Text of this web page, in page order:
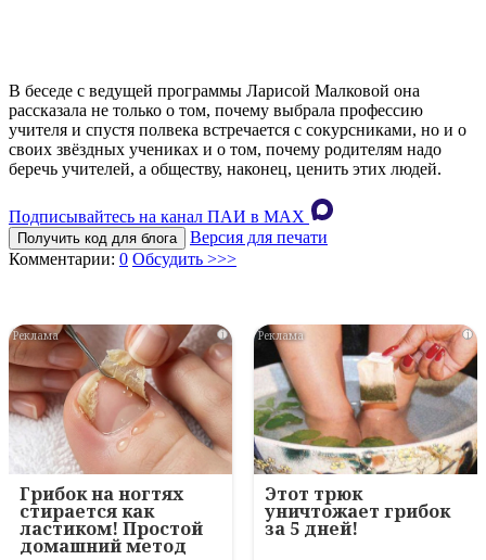
В беседе с ведущей программы Ларисой Малковой она
рассказала не только о том, почему выбрала профессию
учителя и спустя полвека встречается с сокурсниками, но и о
своих звёздных учениках и о том, почему родителям надо
беречь учителей, а обществу, наконец, ценить этих людей.
Подписывайтесь на канал ПАИ в MAХ
Получить код для блога
Версия для печати
Комментарии: 0 Обсудить >>>
i
Грибок на ногтях
стирается как
ластиком! Простой
домашний метод
i
Этот трюк
уничтожает грибок
за 5 дней!